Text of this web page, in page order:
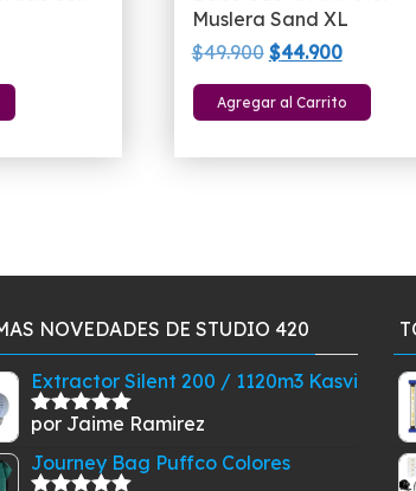
Muslera Sand XL
$49.900 El
precio
original
$44.900El
precio
actual
Agregar al Carrito
NOVEDADES DE STUDIO 420
Extractor Silent 200 / 1120m3 Kasvi
Valorado
por Jaime Ramirez
Journey Bag Puffco Colores